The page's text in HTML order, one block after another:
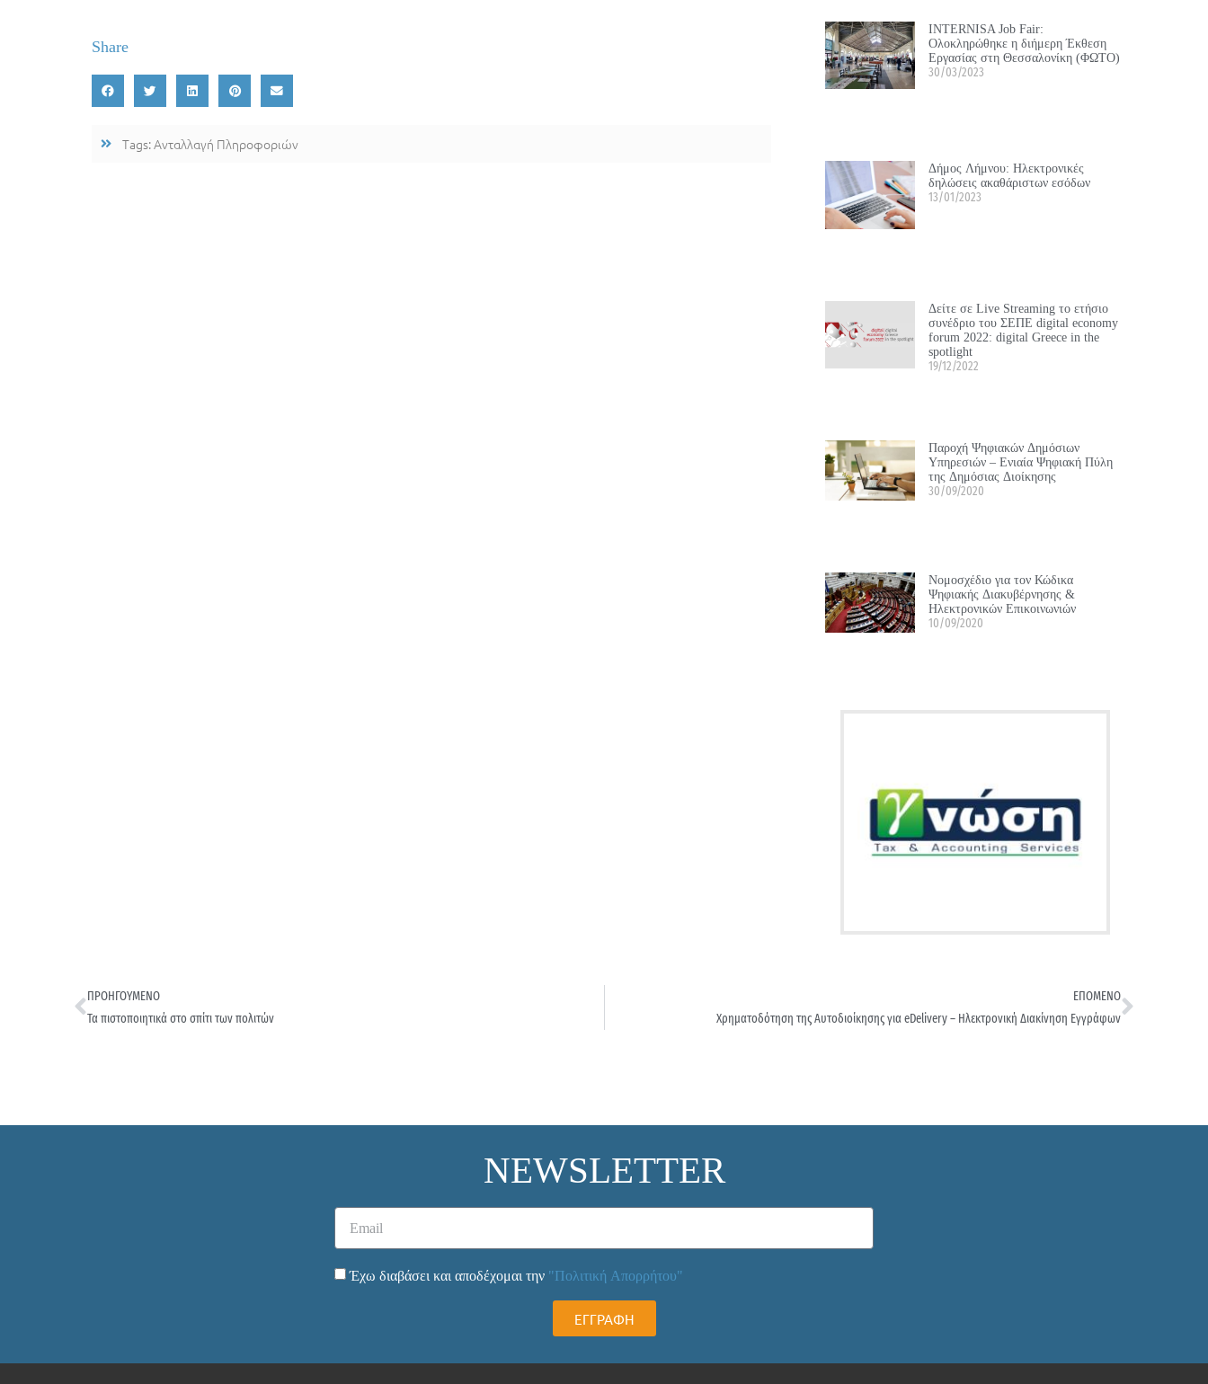
Share
Tags:Ανταλλαγή Πληροφοριών
INTERNISA Job Fair:
Ολοκληρώθηκε η διήμερη Έκθεση
Εργασίας στη Θεσσαλονίκη (ΦΩΤΟ)
30/03/2023
Δήμος Λήμνου: Ηλεκτρονικές
δηλώσεις ακαθάριστων εσόδων
13/01/2023
Δείτε σε Live Streaming το ετήσιο
συνέδριο του ΣΕΠΕ digital economy
forum 2022: digital Greece in the
spotlight
19/12/2022
Παροχή Ψηφιακών Δημόσιων
Υπηρεσιών – Ενιαία Ψηφιακή Πύλη
της Δημόσιας Διοίκησης
30/09/2020
Νομοσχέδιο για τον Κώδικα
Ψηφιακής Διακυβέρνησης &
Ηλεκτρονικών Επικοινωνιών
10/09/2020
ΠΡΟΗΓΟΥΜΕΝΟ
Τα πιστοποιητικά στο σπίτι των πολιτών
ΕΠΟΜΕΝΟ
Χρηματοδότηση της Αυτοδιοίκησης για eDelivery – Ηλεκτρονική Διακίνηση Εγγράφων
NEWSLETTER
Έχω διαβάσει και αποδέχομαι την "Πολιτική Απορρήτου"
ΕΓΓΡΑΦΗ